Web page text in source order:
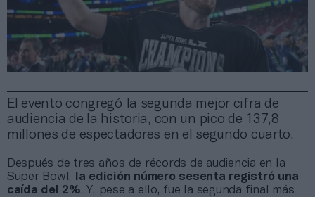
El evento congregó la segunda mejor cifra de
audiencia de la historia, con un pico de 137,8
millones de espectadores en el segundo cuarto.
Después de tres años de récords de audiencia en la
Super Bowl,
la edición número sesenta registró una
caída del 2%. Y, pese a ello, fue la segunda final más